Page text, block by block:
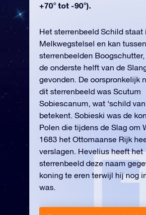
+70° tot -90°).
Het sterrenbeeld Schild staat
Melkwegstelsel en kan
sterrenbeelden Boogschutter,
de onderste helft van de
gevonden. De oorspronkelijk
dit sterrenbeeld was Scutum
Sobiescanum, wat ‘schild
betekent. Sobieski was de
Polen die tijdens de Slag om
1683 het Ottomaanse Rijk
verslagen. Hevelius heeft het
sterrenbeeld deze naam
koning te eren terwijl hij nog
was.